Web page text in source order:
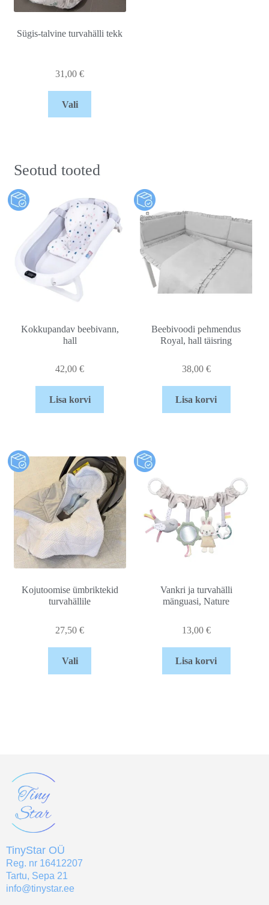
Sügis-talvine turvahälli tekk
31,00€
Vali
Seotud tooted
Kokkupandav beebivann,
hall
42,00€
Lisa korvi
Beebivoodi pehmendus
Royal, hall täisring
38,00 €
Lisa korvi
Kojutoomise ümbriktekid
turvahällile
27,50€
Vali
Vankri ja turvahälli
mänguasi, Nature
13,00 €
Lisa korvi
TinyStar OÜ
Reg. nr 16412207
Tartu, Sepa 21
info@tinystar.ee